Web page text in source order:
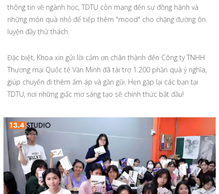
thông tin về ngành học, TDTU còn mang đến sự đồng hành và
những món quà nhỏ để tiếp thêm "mood" cho chặng đường ôn
luyện đầy thử thách.
Đặc biệt, Khoa xin gửi lời cảm ơn chân thành đến Công ty TNHH
Thương mại Quốc tế Văn Minh đã tài trợ 1.200 phần quà ý nghĩa,
giúp chuyến đi thêm ấm áp và gần gũi. Hẹn gặp lại các bạn tại
TDTU, nơi những giấc mơ sáng tạo sẽ chính thức bắt đầu!